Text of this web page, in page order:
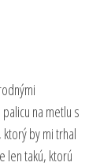
na metlu s
by mi trhal
len takú, ktorú